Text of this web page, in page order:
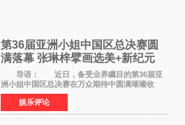
第36届亚洲小姐中国区总决赛圆
满落幕 张琳梓擘画选美+新纪元
导语： 近日，备受业界瞩目的第36届亚
洲小姐中国区总决赛在万众期待中圆满璀璨收
官。整场盛典汇聚万千芳华，不仅完成了新一届
美丽代言人的加冕选拔，更在行业发展层面带来
颠覆性突破。活动
娱乐评论